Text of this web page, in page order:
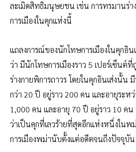
ละเมิดสิทธิมนุษยชน เช่น การทรมานร่า
การเมืองในคุกแห่งนี้
แถลงการณ์ของนักโทษการเมืองในคุกอิน
ว่า มีนักโทษการเมืองราว 5 เปอร์เซ็นต์
ร่างกายพิการถาวร โดยในคุกอินเส่งนั้น
กว่า 20 ปี อยู่ราว 200 คน และอายุระห
1,000 คน และอายุ 70 ปี อยู่ราว 10 ค
ว่าเป็นคุกที่เลวร้ายที่สุดอีกแห่งหนึ่งในพ
การเมืองพม่านับตั้งแต่อดีตจนถึงปัจจุบัน